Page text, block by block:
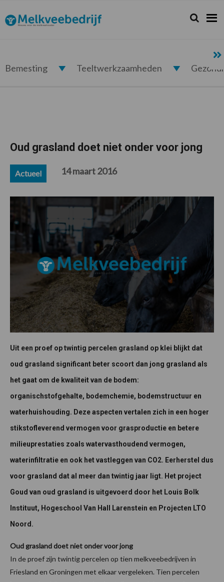
de
hoofdnavigatie
de
hoofd
de
eerste
de
voettekst
Melkveebedrijf.nl Zoeken...
Zoek
Bemesting Teeltwerkzaamheden
Oud grasland doet niet onder voor jong
Actueel 14 maart 2016
Uit een proef op twintig percelen grasland op klei blijkt dat
oud grasland significant beter scoort dan jong grasland als
het gaat om de kwaliteit van de bodem:
organischstofgehalte, bodemchemie, bodemstructuur en
waterhuishouding. Deze aspecten vertalen zich in een hoger
stikstofleverend vermogen voor grasproductie en betere
milieuprestaties zoals watervasthoudend vermogen,
waterinfiltratie en ook het vastleggen van CO2. Eerherstel dus
voor grasland dat al meer dan twintig jaar ligt. Het project
Goud van oud grasland is uitgevoerd door het Louis Bolk
Instituut, Hogeschool Van Hall Larenstein en Projecten LTO
Noord.
Oud grasland doet niet onder voor jong
In de proef zijn twintig percelen op tien melkveebedrijven in
Friesland en Groningen met elkaar vergeleken. Tien percelen